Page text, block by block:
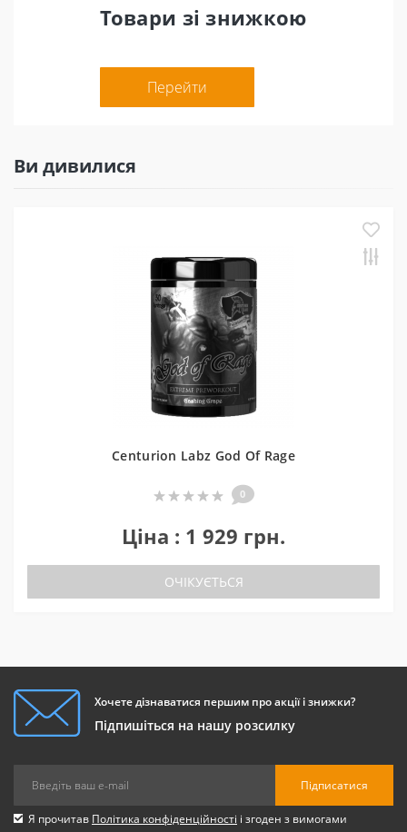
Товари зі знижкою
Перейти
Ви дивилися
Centurion Labz God Of Rage
0
Ціна : 1 929 грн.
ОЧІКУЄТЬСЯ
Хочете дізнаватися першим про акції і знижки?
Підпишіться на нашу розсилку
Підписатися
Я прочитав Політика конфіденційності і згоден з вимогами